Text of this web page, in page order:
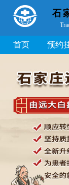
石
首页 预约